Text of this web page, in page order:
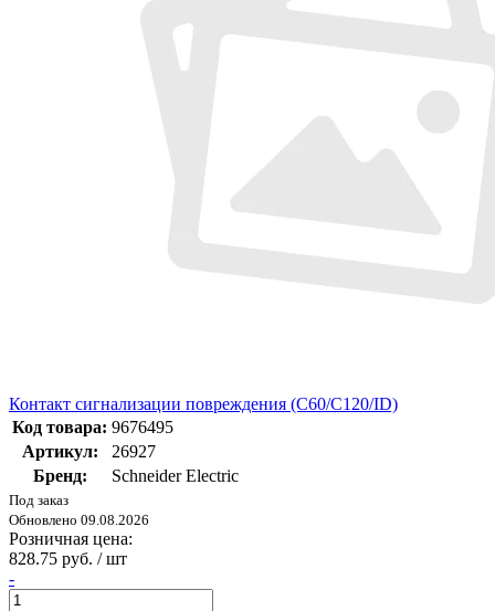
Контакт сигнализации повреждения (С60/C120/ID)
Код товара: 9676495
Артикул:
26927
Бренд:
Schneider Electric
Под заказ
Обновлено 09.08.2026
Розничная цена:
828.75 руб. / шт
-